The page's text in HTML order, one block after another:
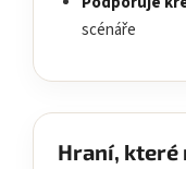
scénáře
Hraní,